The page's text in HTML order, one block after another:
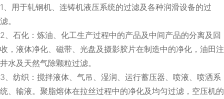
1、用于轧钢机、连铸机液压系统的过滤及各种润滑设备的过
滤。
2、石化：炼油、化工生产过程中的产品及中间产品的分离及回
收，液体净化、磁带、光盘及摄影胶片在制造中的净化，油田注
井水及天然气除颗粒过滤。
3、纺织：搅拌液体、气吊、湿润、运行蓄压器、喷液、喷洒系
统、输液。聚脂熔体在拉丝过程中的净化及均匀过滤，空压机的